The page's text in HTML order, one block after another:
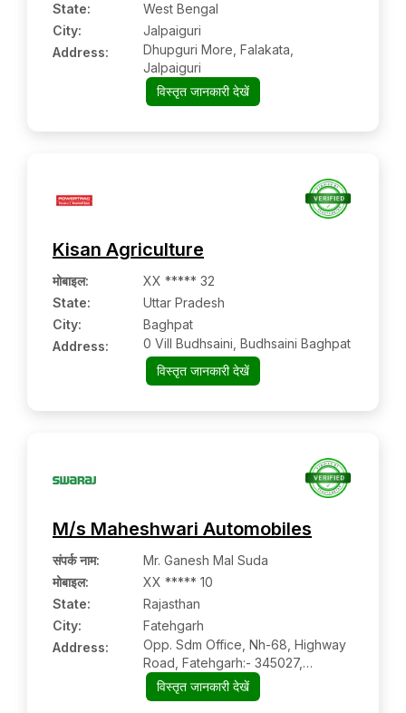
State:
West Bengal
City:
Jalpaiguri
Address:
Dhupguri More, Falakata,
Jalpaiguri
विस्तृत जानकारी देखें
Kisan Agriculture
मोबाइल:
XX ***** 32
State:
Uttar Pradesh
City:
Baghpat
Address:
0 Vill Budhsaini, Budhsaini Baghpat
विस्तृत जानकारी देखें
M/s Maheshwari Automobiles
संपर्क नाम:
Mr. Ganesh Mal Suda
मोबाइल:
XX ***** 10
State:
Rajasthan
City:
Fatehgarh
Address:
Opp. Sdm Office, Nh-68, Highway
Road, Fatehgarh:- 345027,
Jaisalmer, Rajasthan
विस्तृत जानकारी देखें